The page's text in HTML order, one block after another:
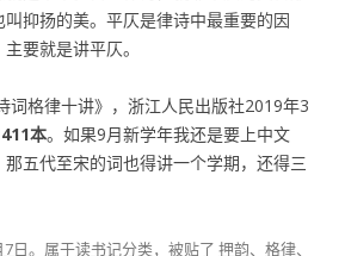
抑扬的美。平仄是律诗中最重要的因
要就是讲平仄。
词格律十讲》，浙江人民出版社2019年3
本。如果9月新学年我还是要上中文
五代至宋的词也得讲一个学期，还得三
日。属于读书记分类，被贴了 押韵、 格律、